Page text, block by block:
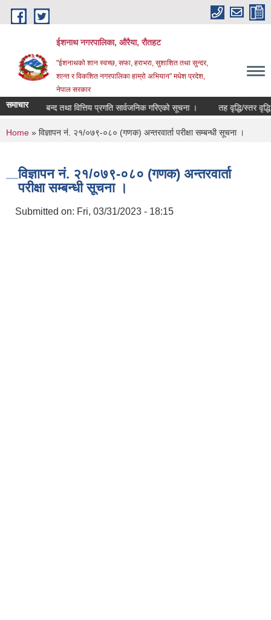
Skip to main content
ईशनाथ नगरपालिका, औरैया, रौतहट
"ईशनाथको शान स्वच्छ, सफा, हराभरा, सुशाशित तथा सुन्दर,
शान्त र विकशित नगरपालिका हाम्रो अभियान" मधेश प्रदेश,
नेपाल सरकार
समाचार
खाता बन्द तथा वित्तिय प्रगति सार्वजनिक गरिएको सूचना । तह वृद्धि/स्तर
You are here
Home » विज्ञापन नं. २१/०७९-०८० (गणक) अन्तरवार्ता परीक्षा सम्बन्धी सूचना ।
विज्ञापन नं. २१/०७९-०८० (गणक) अन्तरवार्ता
परीक्षा सम्बन्धी सूचना ।
Submitted on: Fri, 03/31/2023 - 18:15